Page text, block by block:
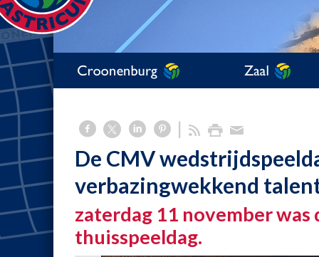
De CMV
verbazingwekkend
zaterdag 11 november was
thuisspeeldag.